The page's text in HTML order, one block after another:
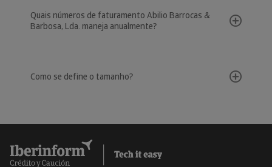
Quais números de faturamento Abilio Barrocas &
Barbosa, Lda. maneja anualmente?
Como se define o tamanho?